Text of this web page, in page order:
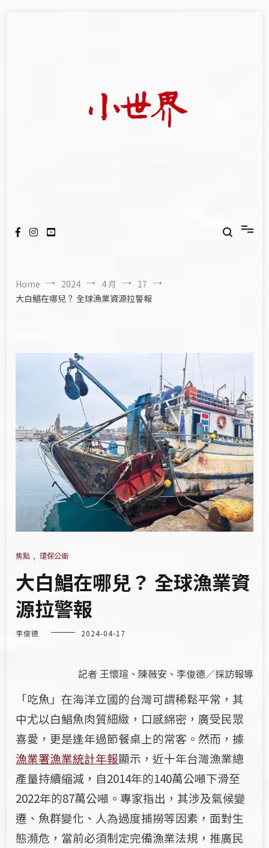
Home 2024 4 月
17
大白鯧在哪兒？ 全球漁業資源拉警報
焦點 , 環保公衛
大白鯧在哪兒？ 全球漁業資
源拉警報
李俊德 2024-04-17
記者 王懷瑄、陳薇安、李俊德／採訪報導
「吃魚」在海洋立國的台灣可謂稀鬆平常，其
中尤以白鯧魚肉質細緻，口感綿密，廣受民眾
喜愛，更是逢年過節餐桌上的常客。然而，據
漁業署漁業統計年報顯示，近十年台灣漁業總
產量持續縮減，自2014年的140萬公噸下滑至
2022年的87萬公噸。專家指出，其涉及氣候變
遷、魚群變化、人為過度捕撈等因素， 面對生
態瀕危，當前必須制定完備漁業法規，推廣民